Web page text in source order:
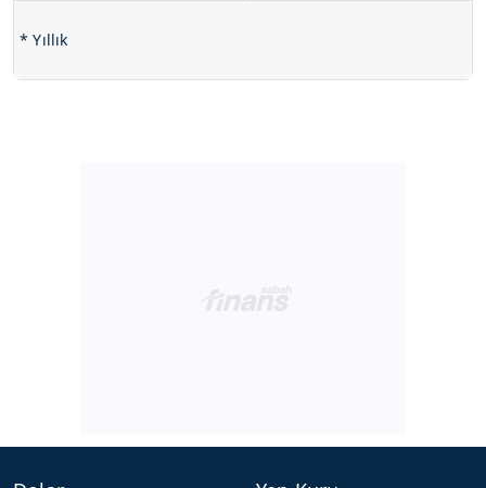
* Yıllık